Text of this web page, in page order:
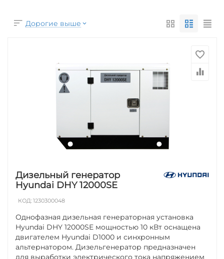
Дорогие выше
Дизельный генератор
Hyundai DHY 12000SE
КОД:1230300048
Однофазная дизельная генераторная установка
Hyundai DHY 12000SE мощностью 10 кВт оснащена
двигателем Hyundai D1000 и синхронным
альтернатором. Дизельгенератор предназначен
для выработки электрического тока напряжением